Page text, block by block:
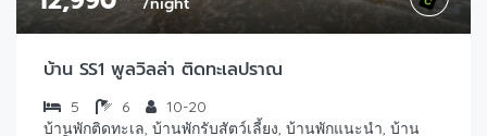
บ้าน SS1 พูลวิลล่า ติดทะเลปราณ
5 6
10-20
บ้านพักติดทะเล, บ้านพักรับสัตว์เลี้ยง, บ้านพักแนะนำ, บ้าน